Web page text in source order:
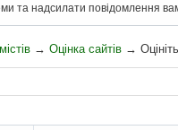
та надсилати повідомлення
→Оцінка сайтів →